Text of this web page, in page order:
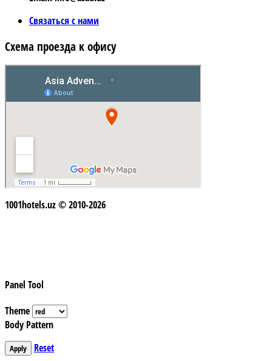
Связаться с нами
Схема проезда к офису
1001hotels.uz © 2010-2026
Panel Tool
Theme
Body Pattern
Apply Reset